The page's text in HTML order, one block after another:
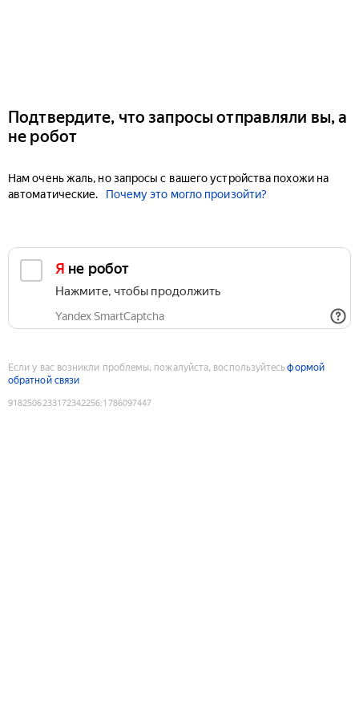
Подтвердите, что запросы отправляли вы, а
не робот
Нам очень жаль, но запросы с вашего устройства похожи на
автоматические.
Почему это могло произойти?
Я не робот
Нажмите, чтобы продолжить
Yandex SmartCaptcha
Если у вас возникли проблемы, пожалуйста, воспользуйтесьформой
обратной связи
9182506233172342256:1786097447